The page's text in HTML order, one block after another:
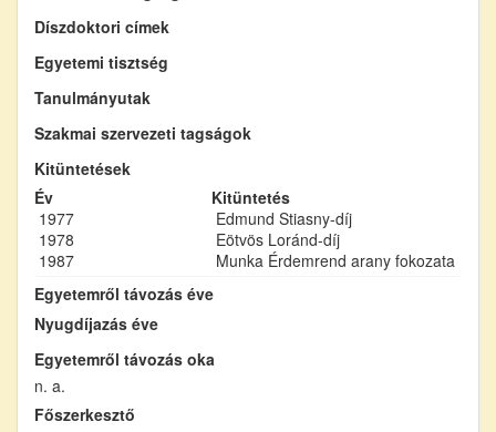
Díszdoktori címek
Egyetemi tisztség
Tanulmányutak
Szakmai szervezeti tagságok
Kitüntetések
Év
Kitüntetés
1977
Edmund Stiasny-díj
1978
Eötvös Loránd-díj
1987
Munka Érdemrend arany fokozata
Egyetemről távozás éve
Nyugdíjazás éve
Egyetemről távozás oka
n. a.
Főszerkesztő